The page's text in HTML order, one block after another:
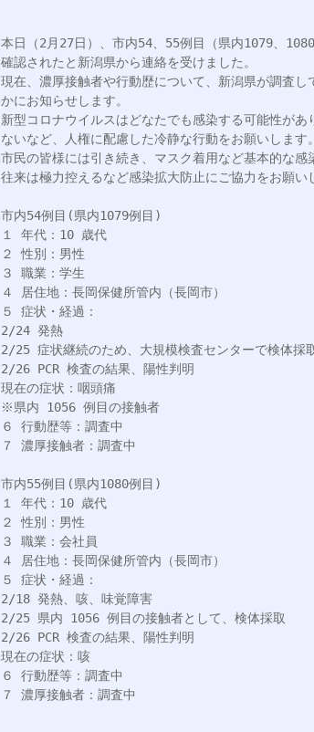
本日（2月27日）、市内54、55例目（県内1079、
確認されたと新潟県から連絡を受けました。
現在、濃厚接触者や行動歴について、新潟県が調査
かにお知らせします。
新型コロナウイルスはどなたでも感染する可能性が
ないなど、人権に配慮した冷静な行動をお願いします。
市民の皆様には引き続き、マスク着用など基本的な
往来は極力控えるなど感染拡大防止にご協力をお願い
市内54例目(県内1079例目)
１ 年代：10 歳代
２ 性別：男性
３ 職業：学生
４ 居住地：長岡保健所管内（長岡市）
５ 症状・経過：
2/24 発熱
2/25 症状継続のため、大規模検査センターで検体採
2/26 PCR 検査の結果、陽性判明
現在の症状：咽頭痛
※県内 1056 例目の接触者
６ 行動歴等：調査中
７ 濃厚接触者：調査中
市内55例目(県内1080例目)
１ 年代：10 歳代
２ 性別：男性
３ 職業：会社員
４ 居住地：長岡保健所管内（長岡市）
５ 症状・経過：
2/18 発熱、咳、味覚障害
2/25 県内 1056 例目の接触者として、検体採取
2/26 PCR 検査の結果、陽性判明
現在の症状：咳
６ 行動歴等：調査中
７ 濃厚接触者：調査中